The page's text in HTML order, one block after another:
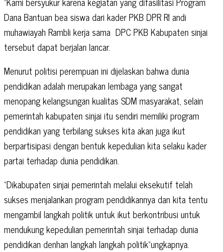
Dana Bantuan bea siswa dari kader PKB DPR RI andi
muhawiayah Rambli kerja sama DPC PKB Kabupaten sinjai
tersebut dapat berjalan lancar.
Menurut politisi perempuan ini dijelaskan bahwa dunia
pendidikan adalah merupakan lembaga yang sangat
menopang kelangsungan kualitas SDM masyarakat, selain
pemerintah kabupaten sinjai itu sendiri memiliki program
pendidikan yang terbilang sukses kita akan juga ikut
berpartisipasi dengan bentuk kepedulian kita selaku kader
partai terhadap dunia pendidikan.
“Dikabupaten sinjai pemerintah melalui eksekutif telah
sukses menjalankan program pendidikannya dan kita tentu
mengambil langkah politik untuk ikut berkontribusi untuk
mendukung kepedulian pemerintah sinjai terhadap dunia
pendidikan denhan langkah langkah politik”ungkapnya.